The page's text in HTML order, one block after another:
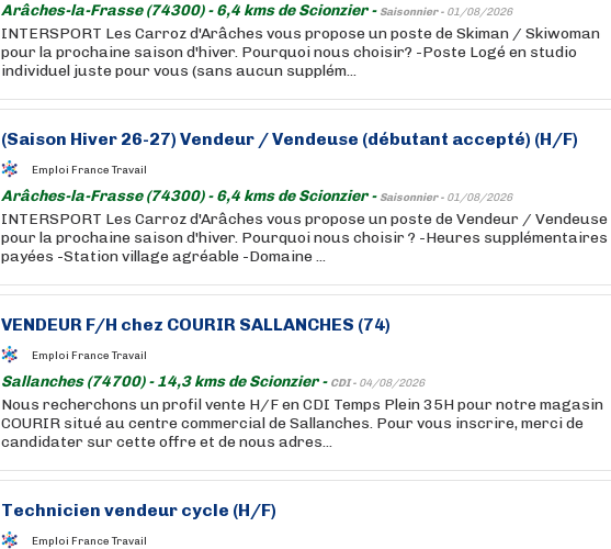
Arâches-la-Frasse (74300) - 6,4 kms de Scionzier - Saisonnier - 01/08/2026
INTERSPORT Les Carroz d'Arâches vous propose un poste de Skiman / Skiwoman
pour la prochaine saison d'hiver. Pourquoi nous choisir? -Poste Logé en studio
individuel juste pour vous (sans aucun supplém...
(Saison Hiver 26-27) Vendeur / Vendeuse (débutant accepté) (H/F)
Emploi France Travail
Arâches-la-Frasse (74300) - 6,4 kms de Scionzier - Saisonnier - 01/08/2026
INTERSPORT Les Carroz d'Arâches vous propose un poste de Vendeur / Vendeuse
pour la prochaine saison d'hiver. Pourquoi nous choisir ? -Heures supplémentaires
payées -Station village agréable -Domaine ...
VENDEUR F/H chez COURIR SALLANCHES (74)
Emploi France Travail
Sallanches (74700) - 14,3 kms de Scionzier - CDI - 04/08/2026
Nous recherchons un profil vente H/F en CDI Temps Plein 35H pour notre magasin
COURIR situé au centre commercial de Sallanches. Pour vous inscrire, merci de
candidater sur cette offre et de nous adres...
Technicien vendeur cycle (H/F)
Emploi France Travail